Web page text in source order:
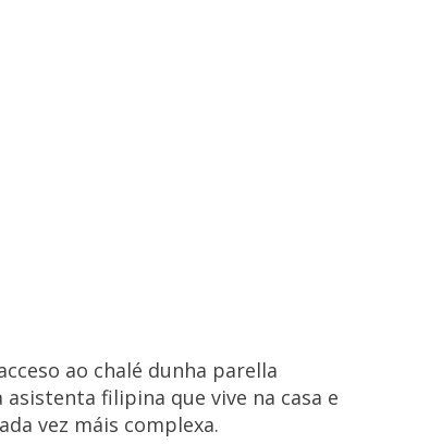
ao chalé dunha parella
filipina que vive na casa e
vez máis complexa.